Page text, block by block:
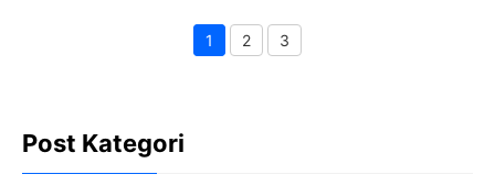
Page
1 Page
2 3
Post Kategori